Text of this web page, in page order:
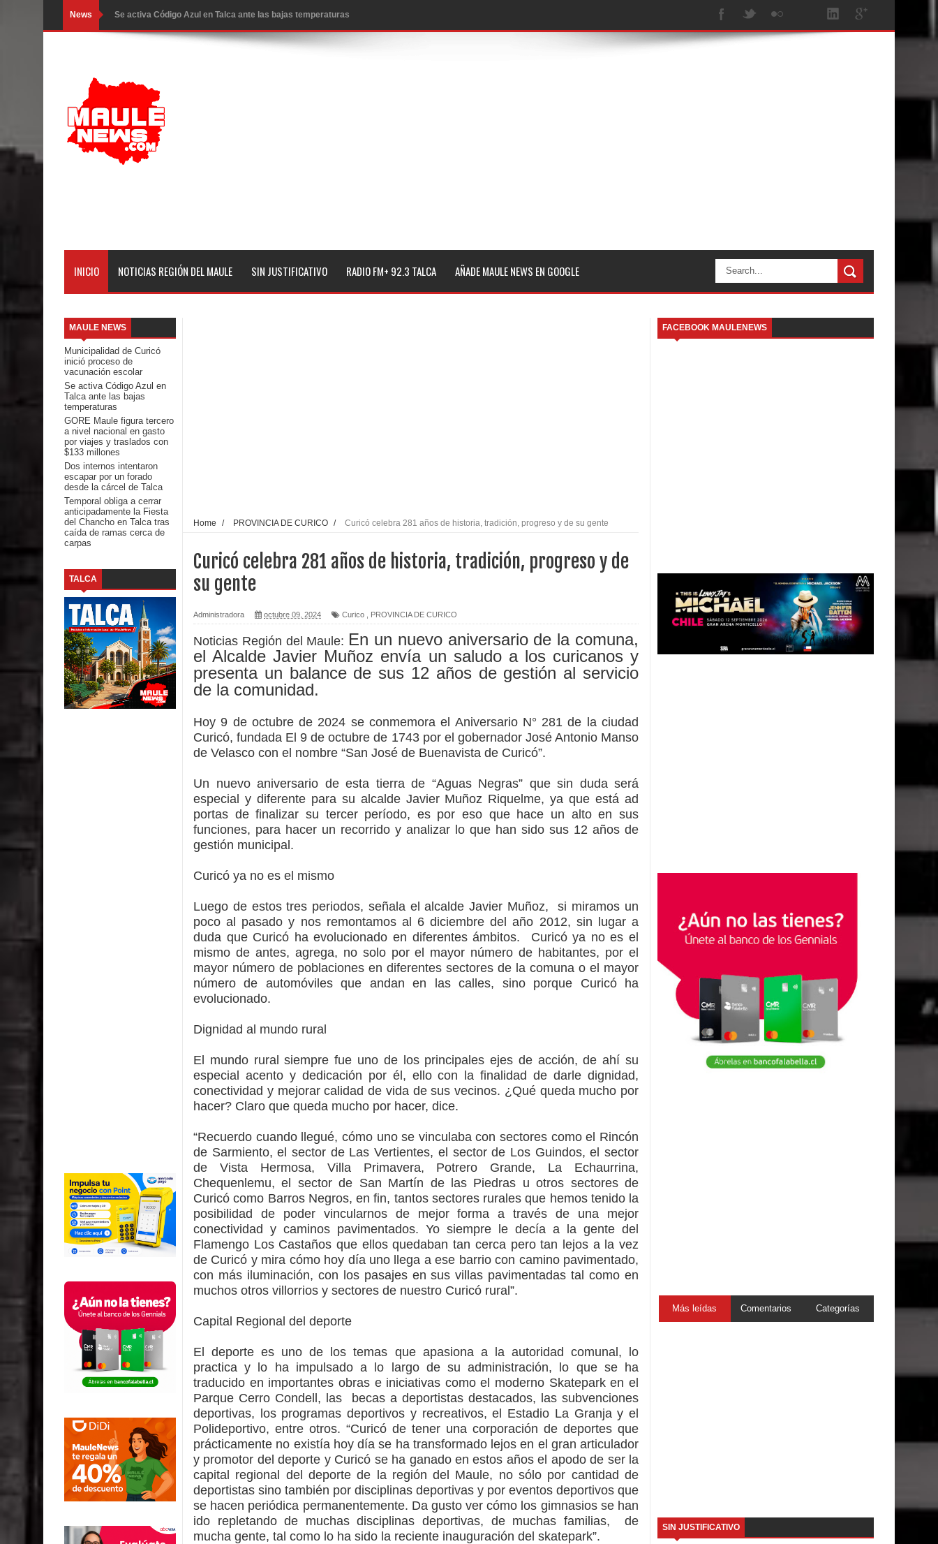
News Se activa Código Azul en Talca ante las bajas temperaturas
GORE Maule figura tercero a nivel nacional en gasto por viajes y traslados con $133 millones
Temporal obliga a cerrar anticipadamente la Fiesta del Chancho en Talca tras caída de ramas cerca de carpas
Miles llegan a la Plaza de Armas de Talca en el inicio de la Fiesta del Chancho 2026
Torneo de Asadores reúne a 13 equipos en la Fiesta del Chancho 2026 en Talca
Departamento Comunal de Salud de Curicó desarrollará jornada de vacunación contra la Influenza y otros
virus respiratorios
Banda linarense Los Remembers regresa de Brasil tras impulsar un intercambio musical y pedagógico con
comunidades escolares
Alta positividad en influenza hace que expertos reiteren llamado a vacunarse
Mario Meza endurece críticas contra ministra de Salud por dejar fuera a Linares: “No dará la cara”
Seremi de Desarrollo Social y Familia mantiene despliegue para apoyar a niños y adolescentes durante la
emergencia.
Del anime al K-pop: especialistas U. de Chile analizan el creciente interés por las culturas japonesa y coreana
Talca
Diputado Jorge Guzmán rechaza proyecto de interconexión eléctrica en la alta cordillera del Maule por su
impacto ambiental
INDAP entregó $189 millones en incentivos a usuarios de PRODESAL de la provincia de Linares
Municipalidad de Curicó apuesta a la innovación en tecnología educativa con nuevas pantallas interactivas del
Municipalidad de Curicó inició proceso de vacunación escolar
INICIO NOTICIAS REGIÓN DEL MAULE SIN JUSTIFICATIVO RADIO FM+ 92.3 TALCA AÑADE MAULE NEWS EN GOOGLE
MAULE NEWS
Municipalidad de Curicó
inició proceso de
vacunación escolar
Se activa Código Azul en
Talca ante las bajas
temperaturas
GORE Maule figura tercero
a nivel nacional en gasto
por viajes y traslados con
$133 millones
Dos internos intentaron
escapar por un forado
desde la cárcel de Talca
Temporal obliga a cerrar
anticipadamente la Fiesta
del Chancho en Talca tras
caída de ramas cerca de
carpas
TALCA
Home / PROVINCIA DE CURICO / Curicó celebra 281 años de historia, tradición, progreso y de su gente
Curicó celebra 281 años de historia, tradición, progreso y de
su gente
Administradora octubre 09, 2024 Curico PROVINCIA DE CURICO
Noticias Región del Maule: En un nuevo aniversario de la comuna,
el Alcalde Javier Muñoz envía un saludo a los curicanos y
presenta un balance de sus 12 años de gestión al servicio
de la comunidad.
Hoy 9 de octubre de 2024 se conmemora el Aniversario N° 281 de la ciudad
Curicó, fundada El 9 de octubre de 1743 por el gobernador José Antonio Manso
de Velasco con el nombre “San José de Buenavista de Curicó”.
Un nuevo aniversario de esta tierra de “Aguas Negras” que sin duda será
especial y diferente para su alcalde Javier Muñoz Riquelme, ya que está ad
portas de finalizar su tercer período, es por eso que hace un alto en sus
funciones, para hacer un recorrido y analizar lo que han sido sus 12 años de
gestión municipal.
Curicó ya no es el mismo
Luego de estos tres periodos, señala el alcalde Javier Muñoz, si miramos un
poco al pasado y nos remontamos al 6 diciembre del año 2012, sin lugar a
duda que Curicó ha evolucionado en diferentes ámbitos. Curicó ya no es el
mismo de antes, agrega, no solo por el mayor número de habitantes, por el
mayor número de poblaciones en diferentes sectores de la comuna o el mayor
número de automóviles que andan en las calles, sino porque Curicó ha
evolucionado.
Dignidad al mundo rural
El mundo rural siempre fue uno de los principales ejes de acción, de ahí su
especial acento y dedicación por él, ello con la finalidad de darle dignidad,
conectividad y mejorar calidad de vida de sus vecinos. ¿Qué queda mucho por
hacer? Claro que queda mucho por hacer, dice.
“Recuerdo cuando llegué, cómo uno se vinculaba con sectores como el Rincón
de Sarmiento, el sector de Las Vertientes, el sector de Los Guindos, el sector
de Vista Hermosa, Villa Primavera, Potrero Grande, La Echaurrina,
Chequenlemu, el sector de San Martín de las Piedras u otros sectores de
Curicó como Barros Negros, en fin, tantos sectores rurales que hemos tenido la
posibilidad de poder vincularnos de mejor forma a través de una mejor
conectividad y caminos pavimentados. Yo siempre le decía a la gente del
Flamengo Los Castaños que ellos quedaban tan cerca pero tan lejos a la vez
de Curicó y mira cómo hoy día uno llega a ese barrio con camino pavimentado,
con más iluminación, con los pasajes en sus villas pavimentadas tal como en
muchos otros villorrios y sectores de nuestro Curicó rural”.
Capital Regional del deporte
El deporte es uno de los temas que apasiona a la autoridad comunal, lo
practica y lo ha impulsado a lo largo de su administración, lo que se ha
traducido en importantes obras e iniciativas como el moderno Skatepark en el
Parque Cerro Condell, las becas a deportistas destacados, las subvenciones
deportivas, los programas deportivos y recreativos, el Estadio La Granja y el
Polideportivo, entre otros. “Curicó de tener una corporación de deportes que
prácticamente no existía hoy día se ha transformado lejos en el gran articulador
y promotor del deporte y Curicó se ha ganado en estos años el apodo de ser la
capital regional del deporte de la región del Maule, no sólo por cantidad de
deportistas sino también por disciplinas deportivas y por eventos deportivos que
se hacen periódica permanentemente. Da gusto ver cómo los gimnasios se han
ido repletando de muchas disciplinas deportivas, de muchas familias, de
mucha gente, tal como lo ha sido la reciente inauguración del skatepark”.
FACEBOOK MAULENEWS
Más leídas Comentarios Categorías
SIN JUSTIFICATIVO